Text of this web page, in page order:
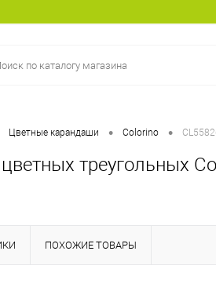
Цветные карандаши • Colorino •
треугольных
ПОХОЖИЕ ТОВАРЫ